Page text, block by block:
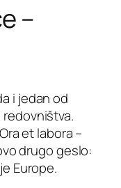
–
i jedan od
et labora –
drugo geslo:
Europe.